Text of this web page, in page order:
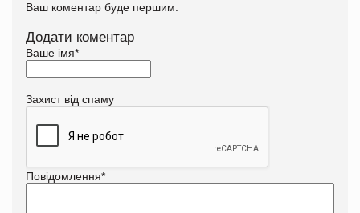
Ваш коментар буде першим.
Додати коментар
Ваше імя*
Захист від спаму
Повідомлення*